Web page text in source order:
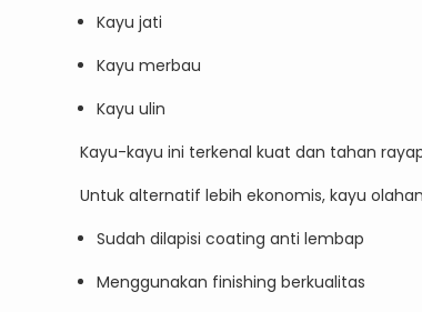
Kayu jati
Kayu merbau
Kayu ulin
Kayu-kayu ini terkenal kuat dan tahan
Untuk alternatif lebih ekonomis, kayu
Sudah dilapisi coating anti lembap
Menggunakan finishing berkualitas